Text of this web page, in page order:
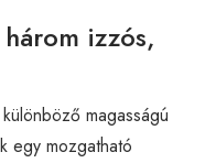
izzós,
magasságú
egy mozgatható